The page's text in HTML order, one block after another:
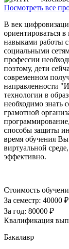
Посмотреть все
В век
ориентироваться в
навыками работы
социальными
профессии
поэтому, дети
современном
направленности
технологии в
необходимо знать
грамотной
способы защиты
время обучения Вы
виртуальной
эффективно.
Стоимость
За семестр: 40000 ₽
За год: 80000 ₽
Квалификация
Бакалавр